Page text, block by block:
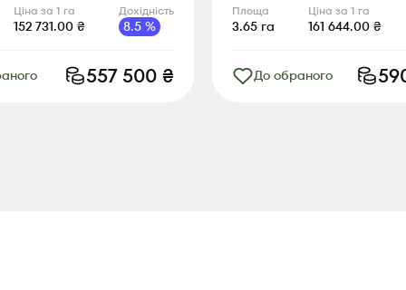
Ціна за 1 га
152 731.00₴
Дохідність
8.5 %
557 500 ₴
Площа
3.65 га
Ціна за 1 га
161 644.00₴
До обраного